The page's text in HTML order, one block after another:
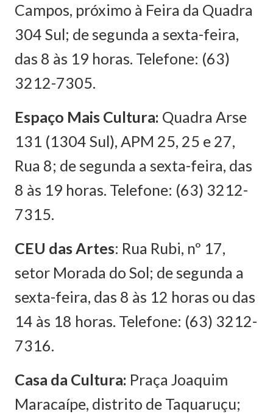
Campos, próximo à Feira da Quadra
304 Sul; de segunda a sexta-feira,
das 8 às 19 horas. Telefone: (63)
3212-7305.
Espaço Mais Cultura: Quadra Arse
131 (1304 Sul), APM 25, 25 e 27,
Rua 8; de segunda a sexta-feira, das
8 às 19 horas. Telefone: (63) 3212-
7315.
CEU das Artes: Rua Rubi, nº 17,
setor Morada do Sol; de segunda a
sexta-feira, das 8 às 12 horas ou das
14 às 18 horas. Telefone: (63) 3212-
7316.
Casa da Cultura: Praça Joaquim
Maracaípe, distrito de Taquaruçu;